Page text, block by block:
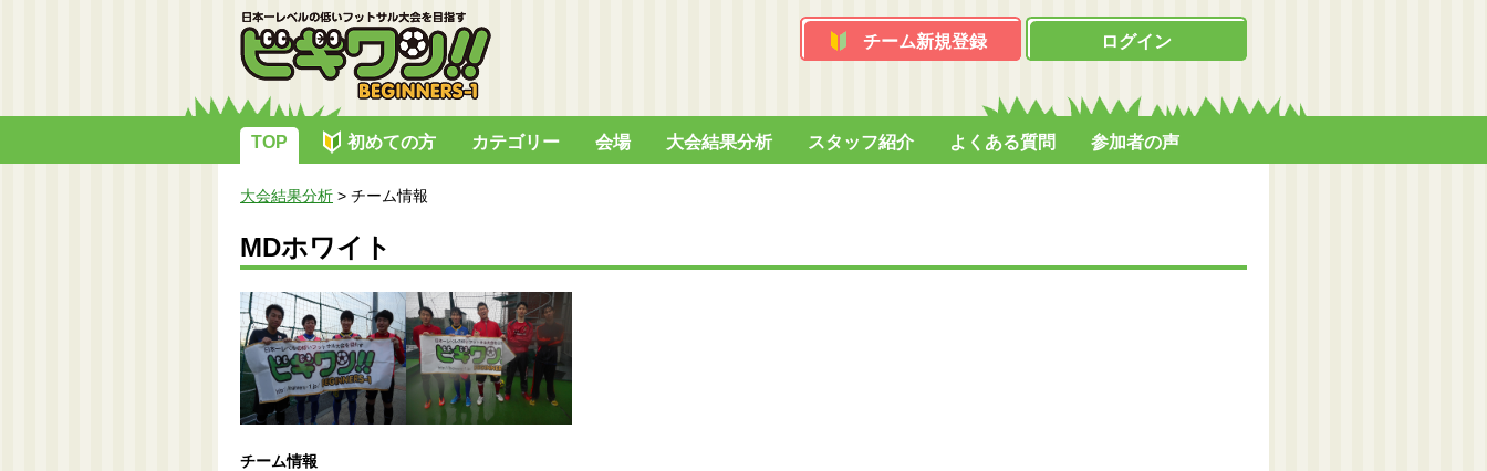
チーム新規登録 ログイン
TOP 初めての方 カテゴリー 会場 大会結果分析 スタッフ紹介 よくある質問 参加者の声
大会結果分析 > チーム情報
MDホワイト
チーム情報